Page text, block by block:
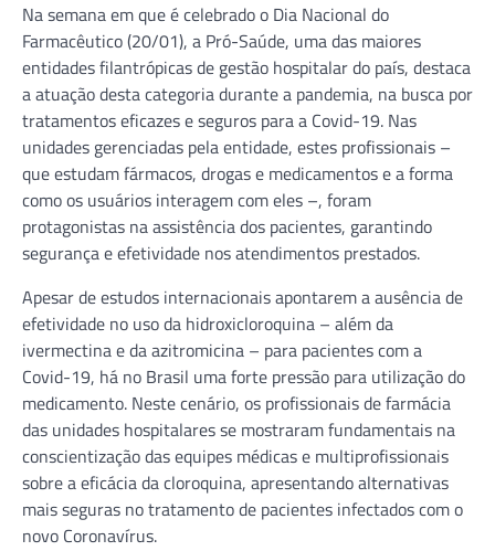
Na semana em que é celebrado o Dia Nacional do
Farmacêutico (20/01), a Pró-Saúde, uma das maiores
entidades filantrópicas de gestão hospitalar do país, destaca
a atuação desta categoria durante a pandemia, na busca por
tratamentos eficazes e seguros para a Covid-19. Nas
unidades gerenciadas pela entidade, estes profissionais –
que estudam fármacos, drogas e medicamentos e a forma
como os usuários interagem com eles –, foram
protagonistas na assistência dos pacientes, garantindo
segurança e efetividade nos atendimentos prestados.
Apesar de estudos internacionais apontarem a ausência de
efetividade no uso da hidroxicloroquina – além da
ivermectina e da azitromicina – para pacientes com a
Covid-19, há no Brasil uma forte pressão para utilização do
medicamento. Neste cenário, os profissionais de farmácia
das unidades hospitalares se mostraram fundamentais na
conscientização das equipes médicas e multiprofissionais
sobre a eficácia da cloroquina, apresentando alternativas
mais seguras no tratamento de pacientes infectados com o
novo Coronavírus.